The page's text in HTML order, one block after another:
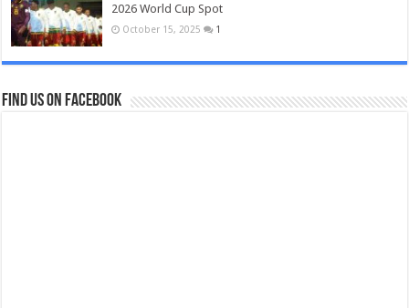
2026 World Cup Spot
October 15, 2025 1
Find us on Facebook